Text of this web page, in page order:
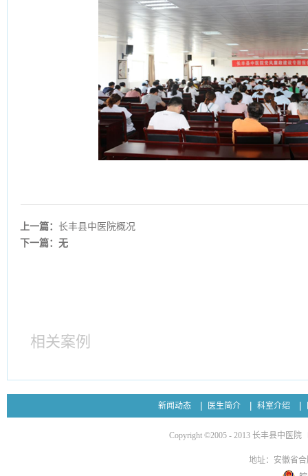
上一篇：长丰县中医院概况
下一篇：无
相关案例
新闻动态 医生简介 科室介绍
Copyright ©2005 - 2013 长丰县中医院
地址：安徽省